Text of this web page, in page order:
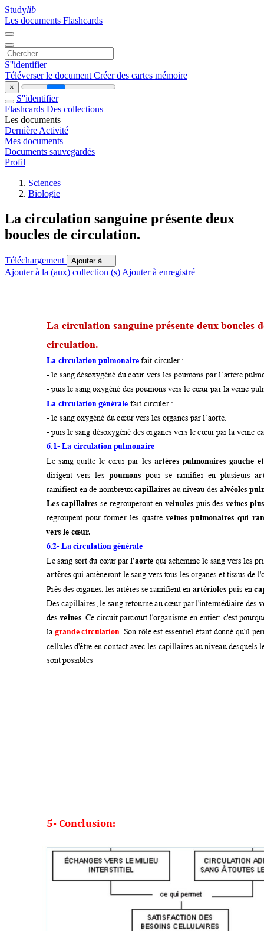
Studylib
Les documents Flashcards
S''identifier
Téléverser le document Créer des cartes mémoire
×
S''identifier
Flashcards Des collections
Les documents
Dernière Activité
Mes documents
Documents sauvegardés
Profil
Sciences
Biologie
La circulation sanguine présente deux
boucles de circulation.
Téléchargement Ajouter à ...
Ajouter à la (aux) collection (s) Ajouter à enregistré
La circulation sanguine présente deux boucles
circulation.
La circulation pulmonaire fait circuler :
- le sang désoxygéné du cœur vers les poumons par l’artère
- puis le sang oxygéné des poumons vers le cœur par la veine
La circulation générale fait circuler :
- le sang oxygéné du cœur vers les organes par l’aorte.
- puis le sang désoxygéné des organes vers le cœur par la veine
6.1- La circulation pulmonaire
Le sang quitte le cœur par les artères pulmonaires gauche
dirigent vers les poumons pour se ramifier en plusieurs
ramifient en de nombreux capillaires au niveau des alvéoles
Les capillaires se regrouperont en veinules puis des veines p
regroupent pour former les quatre veines pulmonaires qui
vers le cœur.
6.2- La circulation générale
Le sang sort du cœur par l'aorte qui achemine le sang vers les
artèr qui amèneront le sang vers tous les organes et tissus de
Près des organes, les artères se ramifient en artérioles puis en
Des capillaires, le sang retourne au cœur par l'intermédiaire des
des veines. Ce circuit parcourt l'organisme en entier; c'est
la grande circulation. Son rôle est essentiel étant donné qu'il
cellules d'être en contact avec les capillaires au niveau desquels
sont possibles
5- Conclusion: